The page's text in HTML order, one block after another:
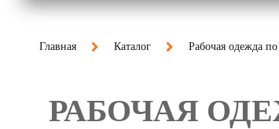
Главная Каталог Рабочая одежда
РАБОЧАЯ